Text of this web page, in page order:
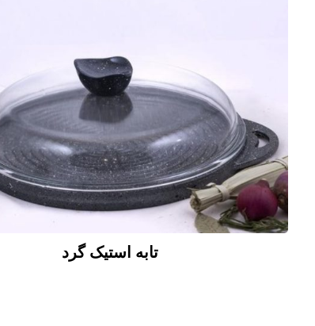
تابه استیک گرد